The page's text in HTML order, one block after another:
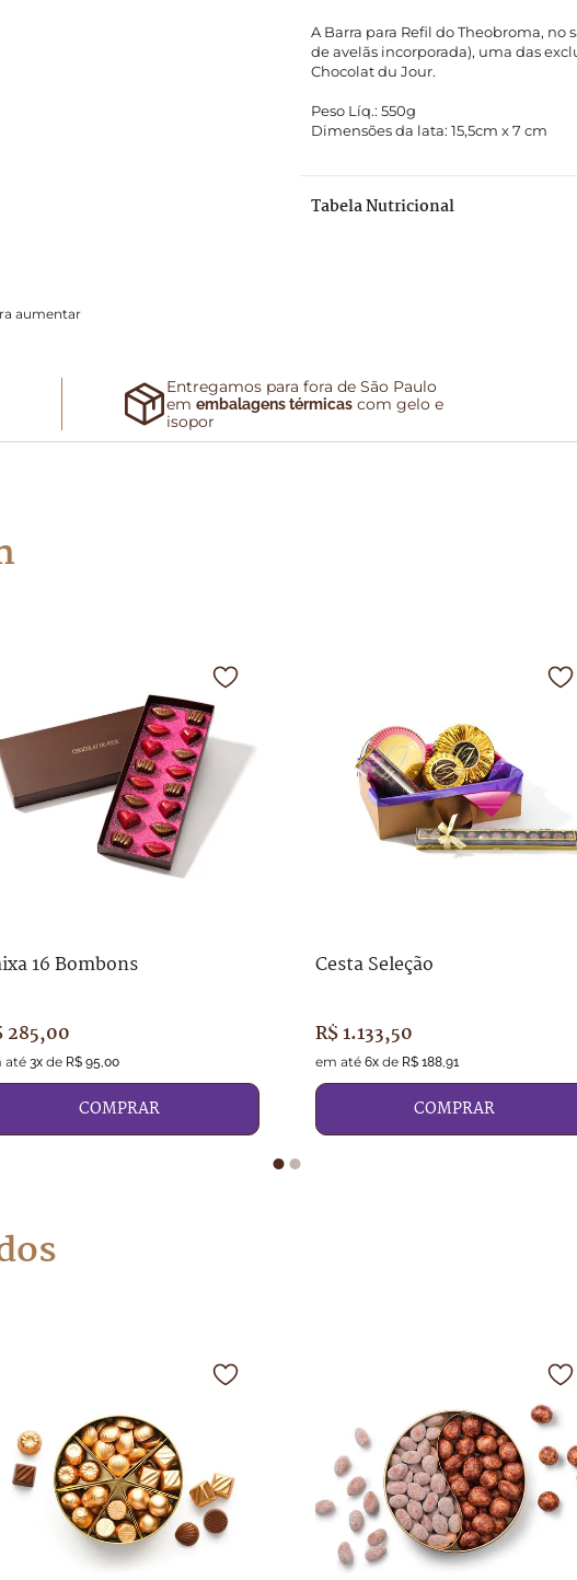
aumentar
A Barra para Refil do Theobroma,
de avelãs incorporada), uma das
Chocolat du Jour.
Peso Líq.: 550g
Dimensões da lata: 15,5cm x 7 cm
Tabela Nutricional
Entregamos para fora de São Paulo
em embalagens térmicas com gelo e
isopor
16 Bombons
285,00
até 3xde R$ 95,00
COMPRAR
Cesta Seleção
R$ 1.133,50
em até 6xde R$ 188,91
COMPRAR